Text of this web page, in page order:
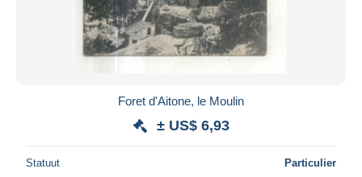
Foret d'Aitone, le Moulin
± US$ 6,93
Statuut Particulier